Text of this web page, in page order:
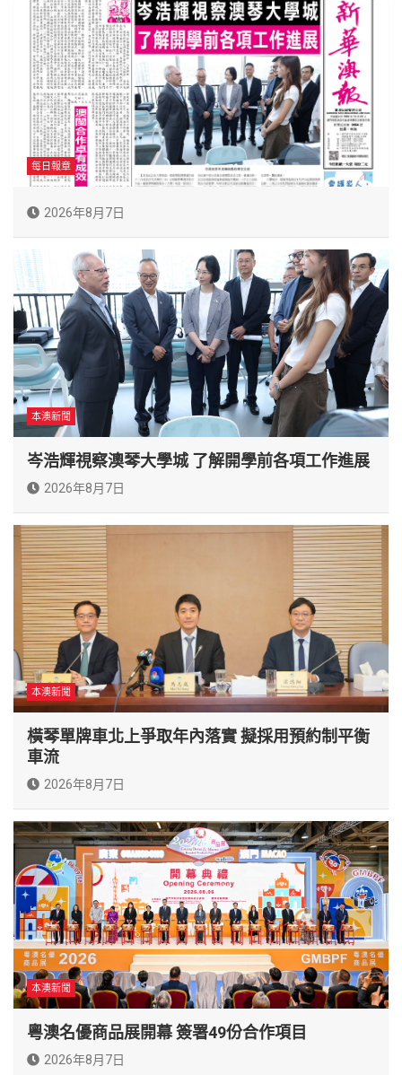
每日報章
2026年8月7日
本澳新聞
岑浩輝視察澳琴大學城 了解開學前各項工作進展
2026年8月7日
本澳新聞
橫琴單牌車北上爭取年內落實 擬採用預約制平衡
車流
2026年8月7日
本澳新聞
粵澳名優商品展開幕 簽署49份合作項目
2026年8月7日